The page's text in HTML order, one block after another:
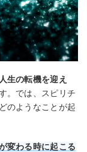
人生の転機を迎え
。では、スピリチ
のようなことが起
変わる時に起こる